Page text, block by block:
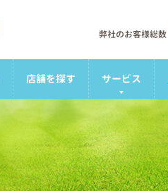
弊社のお客様総数
店舗を探す サービス